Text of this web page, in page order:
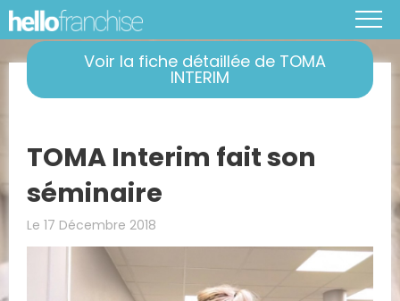
Voir la fiche détaillée de TOMA
INTERIM
TOMA Interim fait son
séminaire
Le 17 Décembre 2018